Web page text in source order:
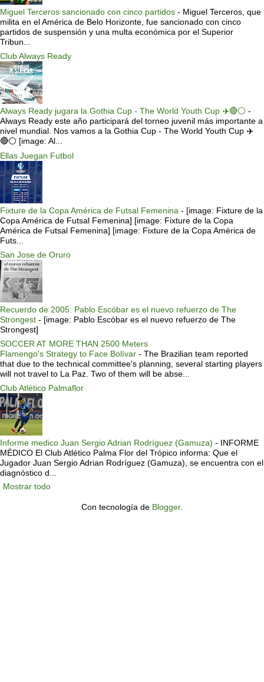
Miguel Terceros sancionado con cinco partidos - Miguel Terceros, que
milita en el América de Belo Horizonte, fue sancionado con cinco
partidos de suspensión y una multa económica por el Superior
Tribun...
Club Always Ready
Always Ready jugara la Gothia Cup - The World Youth Cup ✈️🔴⚪️ -
Always Ready este año participará del torneo juvenil más importante a
nivel mundial. Nos vamos a la Gothia Cup - The World Youth Cup ✈️
🔴⚪️ [image: Al...
Ellas Juegan Futbol
Fixture de la Copa América de Futsal Femenina - [image: Fixture de la
Copa América de Futsal Femenina] [image: Fixture de la Copa
América de Futsal Femenina] [image: Fixture de la Copa América de
Futs...
San Jose de Oruro
Recuerdo de 2005: Pablo Escóbar es el nuevo refuerzo de The
Strongest - [image: Pablo Escóbar es el nuevo refuerzo de The
Strongest]
SOCCER AT MORE THAN 2500 Meters
Flamengo's Strategy to Face Bolívar - The Brazilian team reported
that due to the technical committee's planning, several starting players
will not travel to La Paz. Two of them will be abse...
Club Atlético Palmaflor
Informe medico Juan Sergio Adrian Rodríguez (Gamuza) - INFORME
MÉDICO El Club Atlético Palma Flor del Trópico informa: Que el
Jugador Juan Sergio Adrian Rodríguez (Gamuza), se encuentra con el
diagnóstico d...
Mostrar todo
Con tecnología de Blogger.